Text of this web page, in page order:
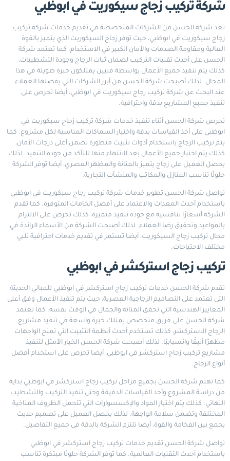
شركة تركيب زجاج سيكوريت في ابوظبي
تعد شركة الحسن من الشركات المتخصصة في تقديم خدمات شركة تركيب
زجاج سيكوريت في ابوظبي، حيث توفر زجاج السيكوريت الذي يتميز بالقوة
العالية ومقاومة الصدمات والأمان الكبير في الاستخدام. كما تعتمد شركة
الحسن على أحدث تقنيات التركيب لضمان ثبات الزجاج وجودة التشطيبات،
كذلك يتم تنفيذ جميع الأعمال بواسطة فنيين يمتلكون خبرة طويلة في هذا
المجال. لذلك أصبحت شركة الحسن من أبرز الشركات التي يفضلها العملاء
عند البحث عن شركة تركيب زجاج سيكوريت في ابوظبي، أيضا تحرص على
تنفيذ جميع المشاريع بدقة واحترافية.
تحرص شركة الحسن أثناء تنفيذ خدمات شركة تركيب زجاج سيكوريت في
ابوظبي على أخذ القياسات بدقة واختيار السماكات المناسبة لكل مشروع. كما
يتم تركيب الزجاج باستخدام أدوات تثبيت متطورة تضمن أعلى درجات الأمان،
كذلك يتم اختبار جميع الأعمال بعد الانتهاء منها للتأكد من جودة التنفيذ. لذلك
يحصل العميل على زجاج يتميز بالمتانة والمظهر العصري، أيضا توفر الشركة
حلولًا تناسب المنازل والمكاتب والمنشآت التجارية.
تواصل شركة الحسن تطوير خدمات شركة تركيب زجاج سيكوريت في ابوظبي
باستخدام أحدث المعدات والاعتماد على أفضل الخامات المتوفرة. كما تقدم
الشركة أسعارًا تنافسية مع جودة تنفيذ متميزة، كذلك تحرص على الالتزام
بالمواعيد وتحقيق رضا العملاء. لذلك أصبحت الشركة من الأسماء الرائدة في
مجال تركيب زجاج السيكوريت، أيضا تستمر في تقديم خدمات احترافية تلبي
مختلف الاحتياجات.
تركيب زجاج استركشر في ابوظبي
تقدم شركة الحسن خدمات تركيب زجاج استركشر في ابوظبي للمباني الحديثة
التي تعتمد على التصاميم الزجاجية العصرية، حيث يتم تنفيذ الأعمال وفق أعلى
المعايير الهندسية التي تحقق المتانة والجمال في الوقت نفسه. كما تعتمد
شركة الحسن على فريق متخصص يمتلك خبرة واسعة في تنفيذ مشاريع
الزجاج الاستركشر، كذلك تستخدم أحدث أنظمة التثبيت التي تمنح الواجهات
مظهرًا أنيقًا وانسيابيًا. لذلك أصبحت شركة الحسن الخيار الأمثل لتنفيذ
مشاريع تركيب زجاج استركشر في ابوظبي، أيضا تحرص على استخدام أفضل
أنواع الزجاج.
كما تهتم شركة الحسن بجميع مراحل تركيب زجاج استركشر في ابوظبي بداية
من دراسة المشروع وأخذ القياسات الدقيقة وحتى تنفيذ التركيب والتشطيب
النهائي. كذلك يتم اختيار المواد والإكسسوارات التي تتحمل الظروف المناخية
المختلفة وتضمن سلامة الواجهة. لذلك يحصل العميل على تصميم حديث
يجمع بين الفخامة والقوة، أيضا تلتزم الشركة بالدقة في جميع التفاصيل.
تواصل شركة الحسن تقديم خدمات تركيب زجاج استركشر في ابوظبي
باستخدام أحدث التقنيات العالمية. كما توفر الشركة حلولًا مبتكرة تناسب